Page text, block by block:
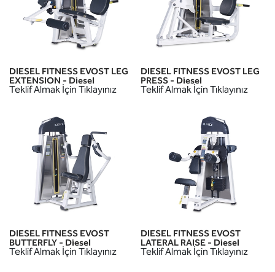
DIESEL FITNESS EVOST LEG
EXTENSION - Diesel
Teklif Almak İçin Tıklayınız
DIESEL FITNESS EVOST LEG
PRESS - Diesel
Teklif Almak İçin Tıklayınız
DIESEL FITNESS EVOST
BUTTERFLY - Diesel
Teklif Almak İçin Tıklayınız
DIESEL FITNESS EVOST
LATERAL RAISE - Diesel
Teklif Almak İçin Tıklayınız